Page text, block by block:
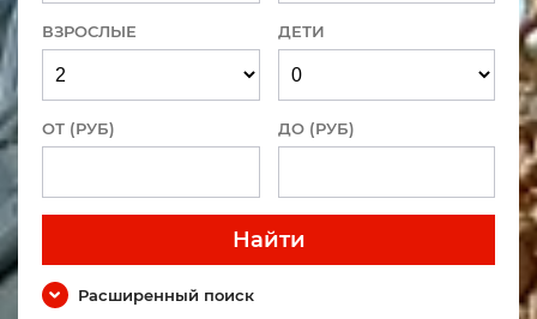
ВЗРОСЛЫЕ ДЕТИ
ОТ (РУБ) ДО (РУБ)
Найти
Расширенный поиск